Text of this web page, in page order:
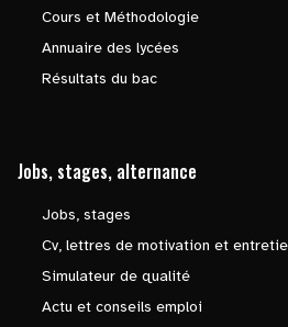
Cours et Méthodologie
Annuaire des lycées
Résultats du bac
Jobs, stages, alternance
Jobs, stages
Cv, lettres de motivation et
Simulateur de qualité
Actu et conseils emploi